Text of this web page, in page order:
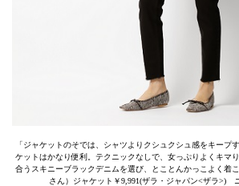
「ジャケットのそでは、シャツよりクシュクシュ感をキープ
ケットはかなり便利。テクニックなしで、女っぷりよくキマ
合うスキニーブラックデニムを選び、とことんかっこよく着
さん）ジャケット￥9,991(ザラ・ジャパン<ザラ>)